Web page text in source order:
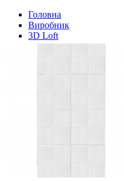
Головна
Виробник
3D Loft
3D
3D панелей